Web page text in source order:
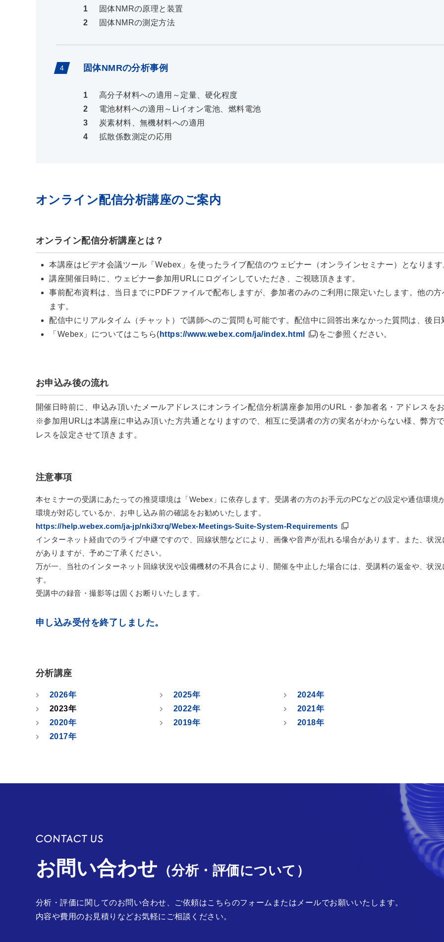
固体NMRの原理と装置
固体NMRの測定方法
固体NMRの分析事例
高分子材料への適用～定量、硬化程度
電池材料への適用～Liイオン電池、燃料電池
炭素材料、無機材料への適用
拡散係数測定の応用
オンライン配信分析講座のご案内
オンライン配信分析講座とは？
本講座はビデオ会議ツール「Webex」を使ったライブ配信のウェビナー（オンラインセミナー）となります
講座開催日時に、ウェビナー参加用URLにログインしていただき、ご視聴頂きます。
事前配布資料は、当日までにPDFファイルで配布しますが、参加者のみのご利用に限定いたします。他の
ます。
配信中にリアルタイム（チャット）で講師へのご質問も可能です。配信中に回答出来なかった質問は、後
「Webex」についてはこちら( https://www.webex.com/ja/index.html )をご参照ください。
お申込み後の流れ
開催日時前に、申込み頂いたメールアドレスにオンライン配信分析講座参加用のURL・参加者名・アドレスを
※参加用URLは本講座に申込み頂いた方共通となりますので、相互に受講者の方の実名がわからない様、弊方
レスを設定させて頂きます。
注意事項
本セミナーの受講にあたっての推奨環境は「Webex」に依存します。受講者の方のお手元のPCなどの設定や通信環
環境が対応しているか、お申し込み前の確認をお勧めいたします。
https://help.webex.com/ja-jp/nki3xrq/Webex-Meetings-Suite-System-Requirements
インターネット経由でのライブ中継ですので、回線状態などにより、画像や音声が乱れる場合があります。また、状
がありますが、予めご了承ください。
万が一、当社のインターネット回線状況や設備機材の不具合により、開催を中止した場合には、受講料の返金や、状
す。
受講中の録音・撮影等は固くお断りいたします。
申し込み受付を終了しました。
分析講座
2026年 2025年
2024年
2023年
2022年
2021年
2020年
2019年
2018年
2017年
お問い合わせ （分析・評価について）
分析・評価に関してのお問い合わせ、ご依頼はこちらのフォームまたはメールでお願いいたします。
内容や費用のお見積りなどお気軽にご相談ください。